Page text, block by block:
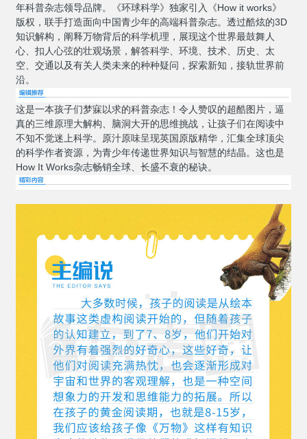
年科普杂志领导品牌。《环球科学》独家引入《How it works》
版权，联手打造面向中国青少年的高端科普杂志。透过酷炫的3D
知识解构，阐释万物背后的科学机理，展现这个世界最鼓舞人
心、扣人心弦的壮观场景，解答科学、环境、技术、历史、太
空、交通以及有关人类未来的种种疑问，探索新知，接轨世界前
沿。
这是一本孩子们梦寐以求的科普杂志！令人赞叹的超酷图片，逼
真的三维原理大解构、脑洞大开的思维挑战，让孩子们在阅读中
不知不觉迷上科学。原汁原味呈现英国原版精华，汇集全球顶尖
的科学作者资源，为青少年传递世界知识与智慧的结晶。这也是
How It Works杂志畅销全球、长盛不衰的秘诀。